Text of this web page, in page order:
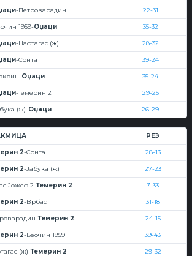
-Петроварадин 22-31
1959-Оџаци 35-32
-Нафтагас (ж) 28-32
-Сонта 39-24
Оџаци 35-24
-Темерин 2 29-25
(ж)-Оџаци 26-29
РЕЗ
2-Сонта 28-13
2-Јабука (ж) 27-23
Јожеф 2-Темерин 2 7-33
2-Врбас 31-18
Темерин 2 24-15
2-Беочин 1959 39-43
(ж)-Темерин 2 29-32